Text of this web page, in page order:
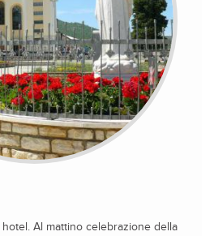
Al mattino celebrazione della